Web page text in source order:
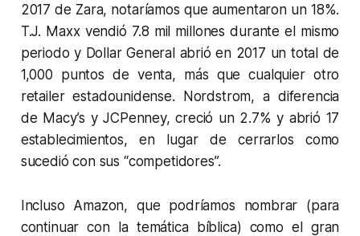
2017 de Zara, notaríamos que aumentaron un 18%.
T.J. Maxx vendió 7.8 mil millones durante el mismo
periodo y Dollar General abrió en 2017 un total de
1,000 puntos de venta, más que cualquier otro
retailer estadounidense. Nordstrom, a diferencia
de Macy’s y JCPenney, creció un 2.7% y abrió 17
establecimientos, en lugar de cerrarlos como
sucedió con sus “competidores”.
Incluso Amazon, que podríamos nombrar (para
continuar con la temática bíblica) como el gran